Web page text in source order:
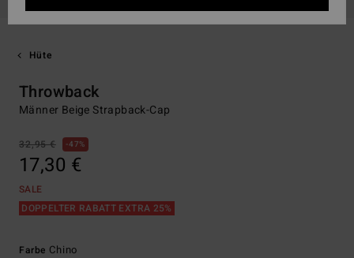
Hüte
Throwback
Männer Beige Strapback-Cap
32,95 € 47%
17,30 €
SALE
DOPPELTER RABATT EXTRA 25%
Farbe Chino